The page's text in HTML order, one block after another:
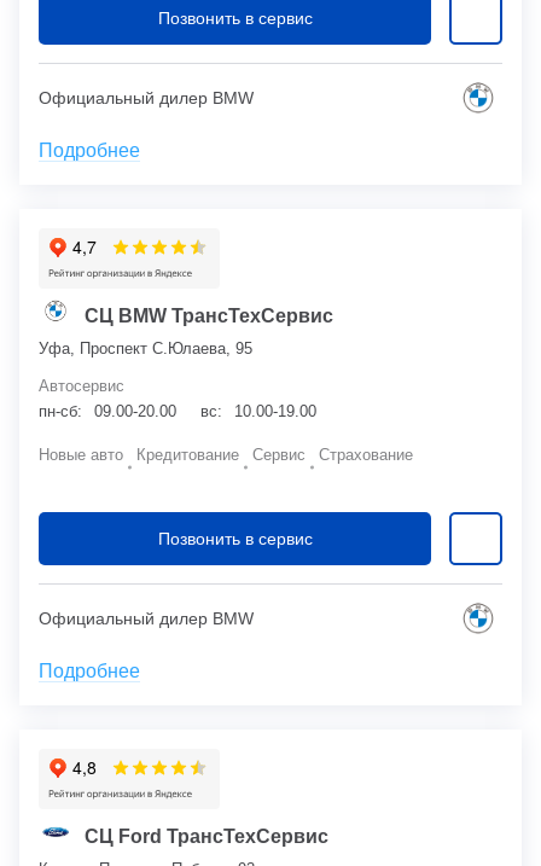
Позвонить в сервис
Официальный дилер BMW
Подробнее
СЦ BMW ТрансТехСервис
Уфа, Проспект С.Юлаева, 95
Автосервис
пн-сб:
09.00-20.00 вс: 10.00-19.00
Новые авто Кредитование Сервис Страхование
Позвонить в сервис
Официальный дилер BMW
Подробнее
СЦ Ford ТрансТехСервис